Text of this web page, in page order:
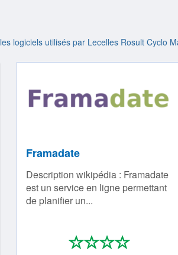
logiciels utilisés par Lecelles Rosult Cyclo
Framadate
Description wikipédia : Framadate
est un service en ligne permettant
de planifier un...
****
0/4